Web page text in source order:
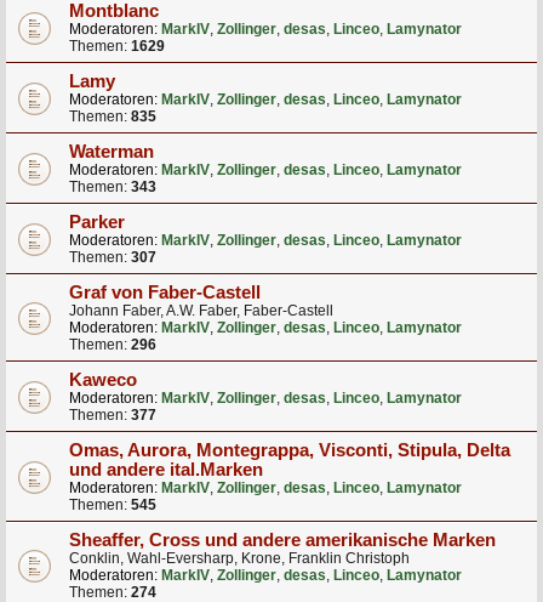
Montblanc
Moderatoren: MarkIV, Zollinger, desas, Linceo, Lamynator
Themen: 1629
Lamy
Moderatoren: MarkIV, Zollinger, desas, Linceo, Lamynator
Themen: 835
Waterman
Moderatoren: MarkIV, Zollinger, desas, Linceo, Lamynator
Themen: 343
Parker
Moderatoren: MarkIV, Zollinger, desas, Linceo, Lamynator
Themen: 307
Graf von Faber-Castell
Johann Faber, A.W. Faber, Faber-Castell
Moderatoren: MarkIV, Zollinger, desas, Linceo, Lamynator
Themen: 296
Kaweco
Moderatoren: MarkIV, Zollinger, desas, Linceo, Lamynator
Themen: 377
Omas, Aurora, Montegrappa, Visconti, Stipula, Delta
und andere ital.Marken
Moderatoren: MarkIV, Zollinger, desas, Linceo, Lamynator
Themen: 545
Sheaffer, Cross und andere amerikanische Marken
Conklin, Wahl-Eversharp, Krone, Franklin Christoph
Moderatoren: MarkIV, Zollinger, desas, Linceo, Lamynator
Themen: 274